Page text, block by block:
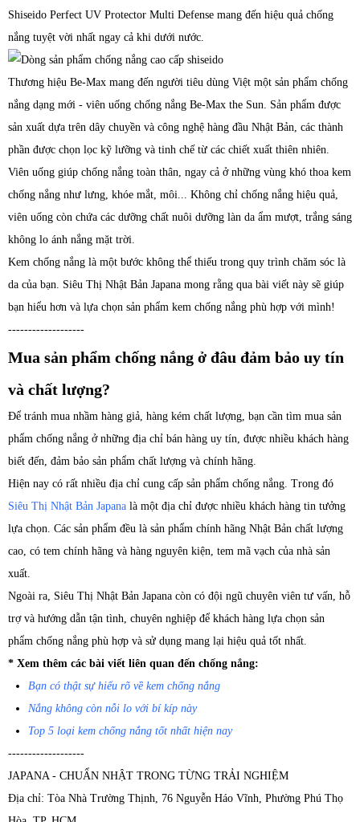
Shiseido Perfect UV Protector Multi Defense mang đến hiệu quả chống
nắng tuyệt vời nhất ngay cả khi dưới nước.
Thương hiệu Be-Max mang đến người tiêu dùng Việt một sản phẩm chống
nắng dạng mới - viên uống chống nắng Be-Max the Sun. Sản phẩm được
sản xuất dựa trên dây chuyền và công nghệ hàng đầu Nhật Bản, các thành
phần được chọn lọc kỹ lưỡng và tinh chế từ các chiết xuất thiên nhiên.
Viên uống giúp chống nắng toàn thân, ngay cả ở những vùng khó thoa kem
chống nắng như lưng, khóe mắt, môi... Không chỉ chống nắng hiệu quả,
viên uống còn chứa các dưỡng chất nuôi dưỡng làn da ẩm mượt, trắng sáng
không lo ánh nắng mặt trời.
Kem chống nắng là một bước không thể thiếu trong quy trình chăm sóc là
da của bạn. Siêu Thị Nhật Bản Japana mong rằng qua bài viết này sẽ giúp
bạn hiểu hơn và lựa chọn sản phẩm kem chống nắng phù hợp với mình!
-------------------
Mua sản phẩm chống nắng ở đâu đảm bảo uy tín
và chất lượng?
Để tránh mua nhầm hàng giả, hàng kém chất lượng, bạn cần tìm mua sản
phẩm chống nắng ở những địa chỉ bán hàng uy tín, được nhiều khách hàng
biết đến, đảm bảo sản phẩm chất lượng và chính hãng.
Hiện nay có rất nhiều địa chỉ cung cấp sản phẩm chống nắng. Trong đó
Siêu Thị Nhật Bản Japana là một địa chỉ được nhiều khách hàng tin tưởng
lựa chọn. Các sản phẩm đều là sản phẩm chính hãng Nhật Bản chất lượng
cao, có tem chính hãng và hàng nguyên kiện, tem mã vạch của nhà sản
xuất.
Ngoài ra, Siêu Thị Nhật Bản Japana còn có đội ngũ chuyên viên tư vấn, hỗ
trợ và hướng dẫn tận tình, chuyên nghiệp để khách hàng lựa chọn sản
phẩm chống nắng phù hợp và sử dụng mang lại hiệu quả tốt nhất.
* Xem thêm các bài viết liên quan đến chống nắng:
Bạn có thật sự hiểu rõ về kem chống nắng
Nắng không còn nỗi lo với bí kíp này
Top 5 loại kem chống nắng tốt nhất hiện nay
-------------------
JAPANA - CHUẨN NHẬT TRONG TỪNG TRẢI NGHIỆM
Địa chỉ: Tòa Nhà Trường Thịnh, 76 Nguyễn Háo Vĩnh, Phường Phú Thọ